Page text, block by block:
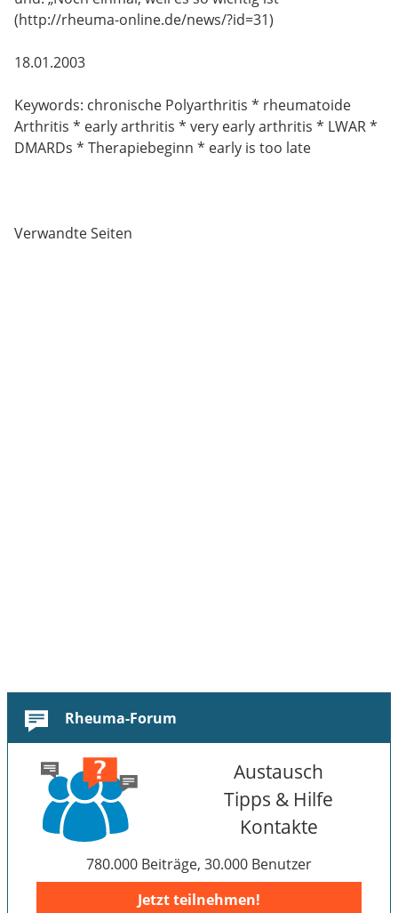
(http://rheuma-online.de/news/?id=31)
18.01.2003
Keywords: chronische Polyarthritis * rheumatoide
Arthritis * early arthritis * very early arthritis * LWAR *
DMARDs * Therapiebeginn * early is too late
Verwandte Seiten
Rheuma-Forum
Austausch
Tipps & Hilfe
Kontakte
780.000 Beiträge, 30.000 Benutzer
Jetzt teilnehmen!